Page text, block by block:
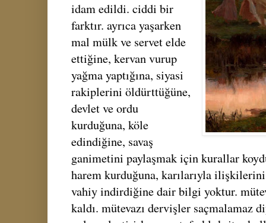
idam edildi. ciddi bir
farktır. ayrıca yaşarken
mal mülk ve servet elde
ettiğine, kervan vurup
yağma yaptığına, siyasi
rakiplerini öldürttüğüne,
devlet ve ordu
kurduğuna, köle
edindiğine, savaş
ganimetini paylaşmak için kurallar
harem kurduğuna, karılarıyla
vahiy indirdiğine dair bilgi yoktur.
kaldı. mütevazı dervişler saçmalamaz